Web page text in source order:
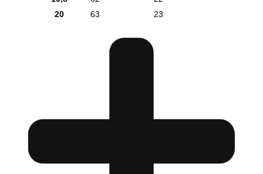
20
63 23